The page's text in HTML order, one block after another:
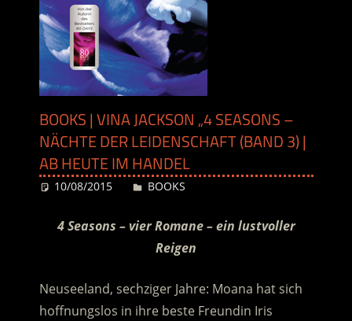
BOOKS | VINA JACKSON „4 SEASONS –
NÄCHTE DER LEIDENSCHAFT (BAND 3) |
AB HEUTE IM HANDEL
10/08/2015 Desiree
BOOKS
4 Seasons – vier Romane – ein lustvoller
Reigen
Neuseeland, sechziger Jahre: Moana hat sich
hoffnungslos in ihre beste Freundin Iris